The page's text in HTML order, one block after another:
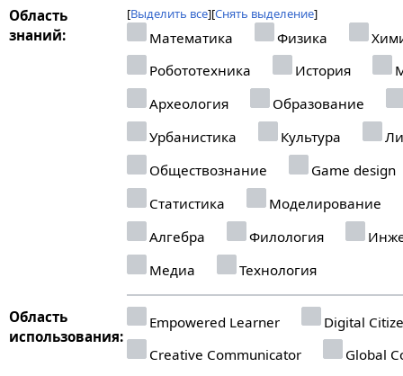
Область
знаний:
Выделить все Снять выделение
Математика Физика
Робототехника
История
Археология
Образование
Урбанистика
Культура
Обществознание
Game design
Статистика
Моделирование
Алгебра
Филология
Медиа
Технология
Область
использования:
Empowered Learner
Digital
Creative Communicator
Global